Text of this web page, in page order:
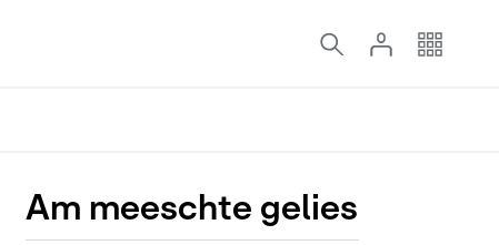
Am meeschte gelies